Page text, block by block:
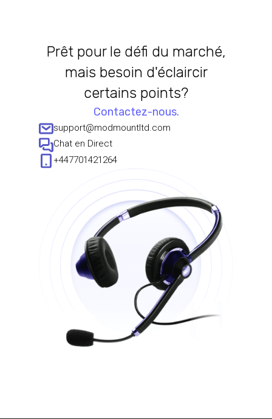
Prêt pour le défi du marché,
mais besoin d'éclaircir
certains points?
Contactez-nous.
support@modmountltd.com
Chat en Direct
+447701421264